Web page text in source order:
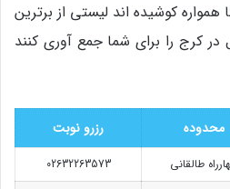
کوشیده اند لیستی از برترین
در کرج را برای شما جمع آوری کنند
محدوده رزرو نوبت
طالقانی
02632263573